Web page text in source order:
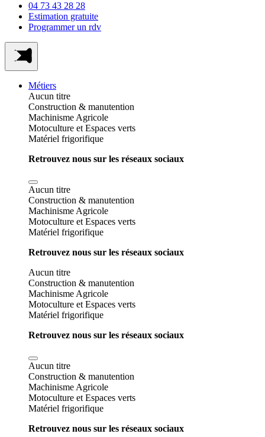
04 73 43 28 28
Estimation gratuite
Programmer un rdv
Métiers
Aucun titre
Construction & manutention
Machinisme Agricole
Motoculture et Espaces verts
Matériel frigorifique
Retrouvez nous sur les réseaux sociaux
Aucun titre
Construction & manutention
Machinisme Agricole
Motoculture et Espaces verts
Matériel frigorifique
Retrouvez nous sur les réseaux sociaux
Aucun titre
Construction & manutention
Machinisme Agricole
Motoculture et Espaces verts
Matériel frigorifique
Retrouvez nous sur les réseaux sociaux
Aucun titre
Construction & manutention
Machinisme Agricole
Motoculture et Espaces verts
Matériel frigorifique
Retrouvez nous sur les réseaux sociaux